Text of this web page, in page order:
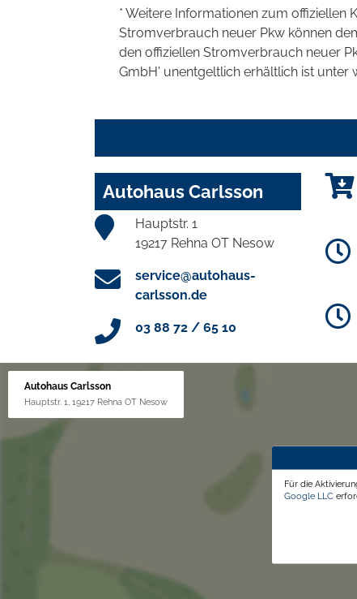
* Weitere Informationen zum offiziellen
Stromverbrauch neuer Pkw können
den offiziellen Stromverbrauch neuer
GmbH' unentgeltlich erhältlich ist unter
Autohaus Carlsson
Hauptstr. 1
19217 Rehna OT Nesow
service@autohaus-
carlsson.de
03 88 72 / 65 10
Autohaus Carlsson
Hauptstr. 1, 19217 Rehna OT Nesow
Für die
Google LLC